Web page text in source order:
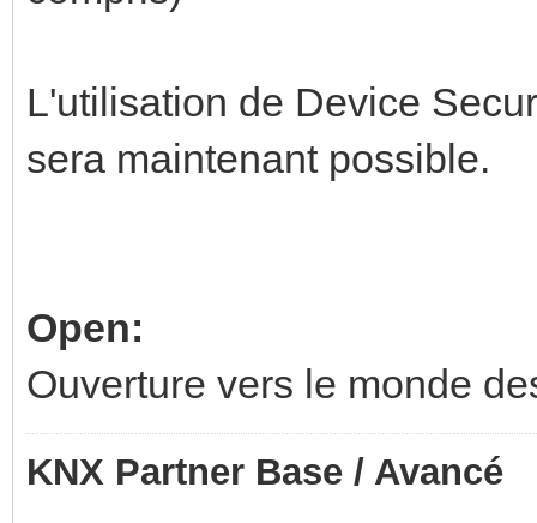
L'utilisation de Device
sera maintenant possible.
Open:
Ouverture vers le monde
KNX Partner Base / Avancé